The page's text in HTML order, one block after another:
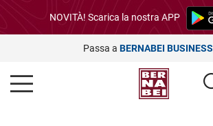
NOVITÀ! Scarica la nostra APP
Passa a BERNABEI BUSINESS